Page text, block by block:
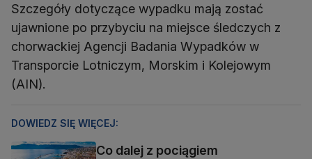
Szczegóły dotyczące wypadku mają zostać
ujawnione po przybyciu na miejsce śledczych z
chorwackiej Agencji Badania Wypadków w
Transporcie Lotniczym, Morskim i Kolejowym
(AIN).
DOWIEDZ SIĘ WIĘCEJ:
Co dalej z pociągiem